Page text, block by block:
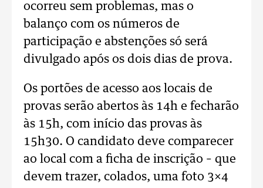
ocorreu sem problemas, mas o
balanço com os números de
participação e abstenções só será
divulgado após os dois dias de prova.
Os portões de acesso aos locais de
provas serão abertos às 14h e fecharão
às 15h, com início das provas às
15h30. O candidato deve comparecer
ao local com a ficha de inscrição – que
devem trazer, colados, uma foto 3×4